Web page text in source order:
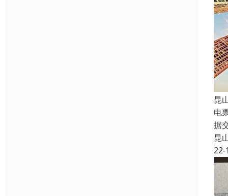
昆
电
据
昆
22-